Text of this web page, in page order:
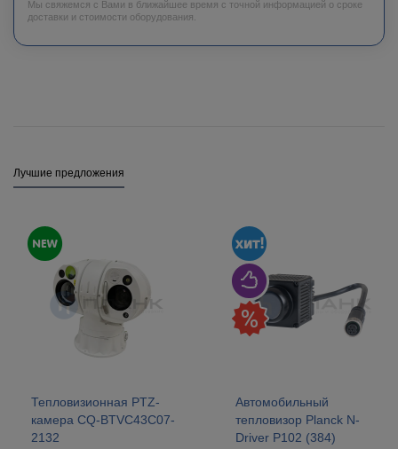
Мы свяжемся с Вами в ближайшее время с точной информацией о сроке
доставки и стоимости оборудования.
Лучшие предложения
Тепловизионная PTZ-
камера CQ-BTVC43C07-
2132
Автомобильный
тепловизор Planck N-
Driver P102 (384)